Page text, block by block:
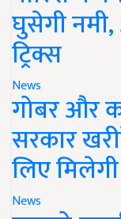
घुसेगी
ट्रिक्स
News
गोबर और
सरकार
लिए
News